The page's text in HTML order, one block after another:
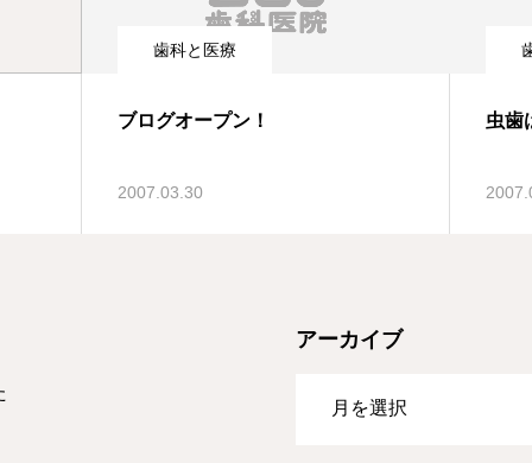
歯科と医療
ブログオープン！
2007.03.30
虫歯
アーカイブ